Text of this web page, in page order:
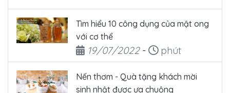
Tìm hiểu 10 công dụng của mật ong
với cơ thể
Ngày đăng
19/07/2022- Thời gian đọc
phút
Nến thơm - Quà tặng khách mời
sinh nhật được ưa chuộng